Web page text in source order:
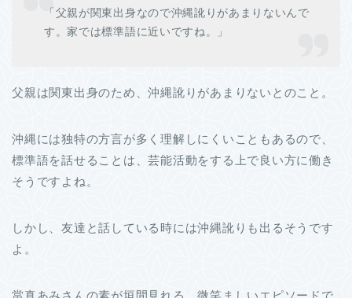
「父親が関東出身なので沖縄訛りがあまりないんで
す。家では標準語に近いですね。」
父親は関東出身のため、沖縄訛りがあまりないとのこと。
沖縄には独特の方言が多く理解しにくいこともあるので、
標準語を話せることは、芸能活動をする上で良い方に働き
そうですよね。
しかし、友達と話している時には沖縄訛りも出るそうです
よ。
當真あみさんの素が垣間見れる、微笑ましいエピソードで